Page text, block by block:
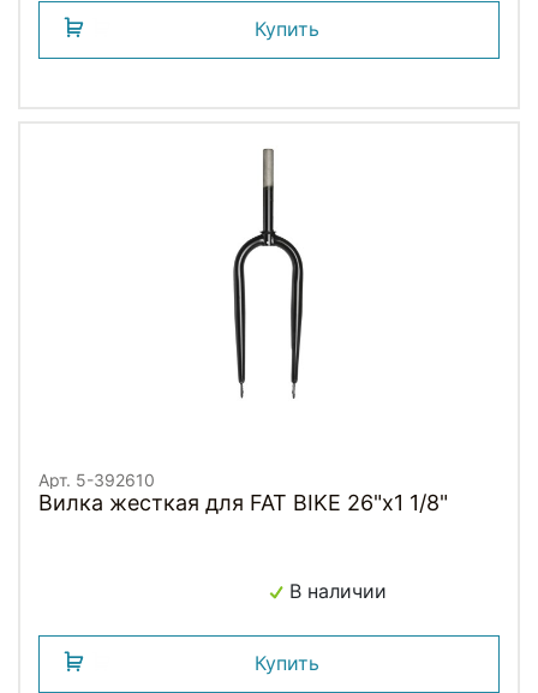
Купить
Арт. 5-392610
Вилка жесткая для FAT BIKE 26"х1 1/8"
В наличии
Купить